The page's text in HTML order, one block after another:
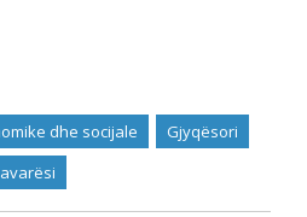
dhe socijale
Gjyqësori